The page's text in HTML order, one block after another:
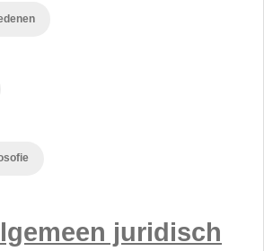
juridisch